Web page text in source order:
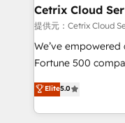
Award 🏆2020 Elite
Integrations
Marketing
2018 Website
Growth-Driven
Sales Enablement
Cetrix Cloud
提供元：Cetrix Cloud
We’ve
Fortune 500
and nonprofits — to
revenue, and
With deep
Elite5.0